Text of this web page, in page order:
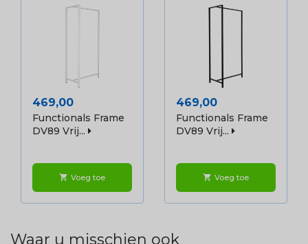
Prijs
469,00
Functionals Frame
DV89 Vrij...
shopping_cart Voeg toe
Prijs
469,00
Functionals Frame
DV89 Vrij...
shopping_cart Voeg toe
Waar u misschien ook